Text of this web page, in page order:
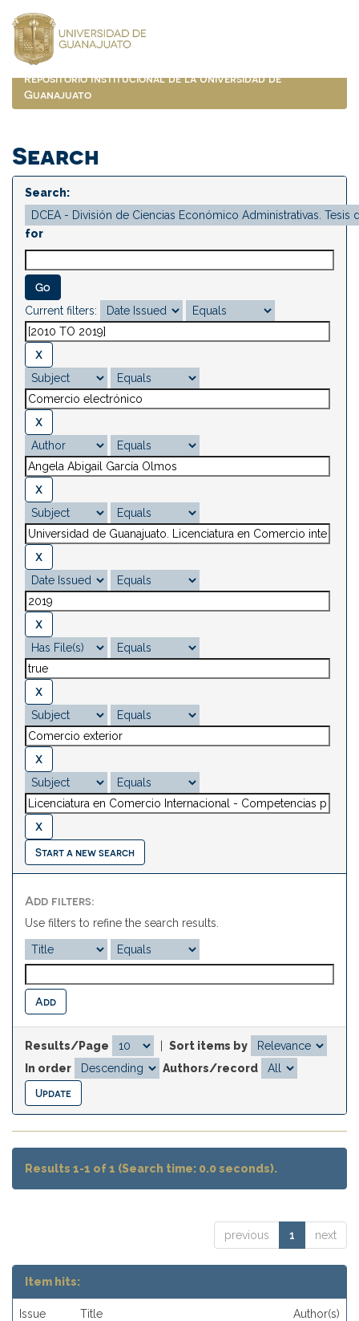
navigation
Repositorio Institucional de la Universidad de
Guanajuato
Search
Search:
for
Current filters:
Start a new search
Add filters:
Use filters to refine the search results.
Results/Page
Sort items by
In order
Authors/record
Results 1-1 of 1 (Search time: 0.0 seconds).
previous 1 next
Item hits:
Issue
Title Author(s)